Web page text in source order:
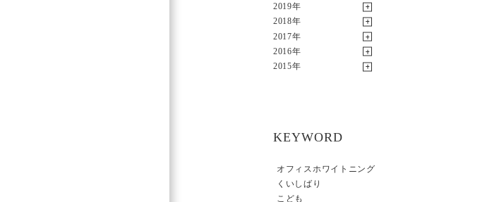
2019年
2018年
2017年
2016年
2015年
KEYWORD
オフィスホワイトニング
くいしばり
こども